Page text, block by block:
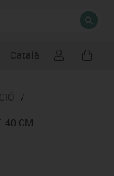
Català TANCAR
/
40 CM.